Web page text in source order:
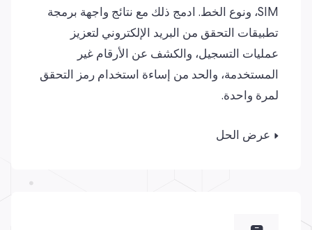
SIM، ونوع الخط. ادمج ذلك مع نتائج واجهة برمجة
تطبيقات التحقق من البريد الإلكتروني لتعزيز
عمليات التسجيل، والكشف عن الأرقام غير
المستخدمة، والحد من إساءة استخدام رمز التحقق
لمرة واحدة.
عرض الحل